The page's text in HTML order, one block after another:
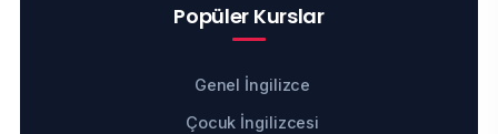
Popüler Kurslar
Genel İngilizce
Çocuk İngilizcesi